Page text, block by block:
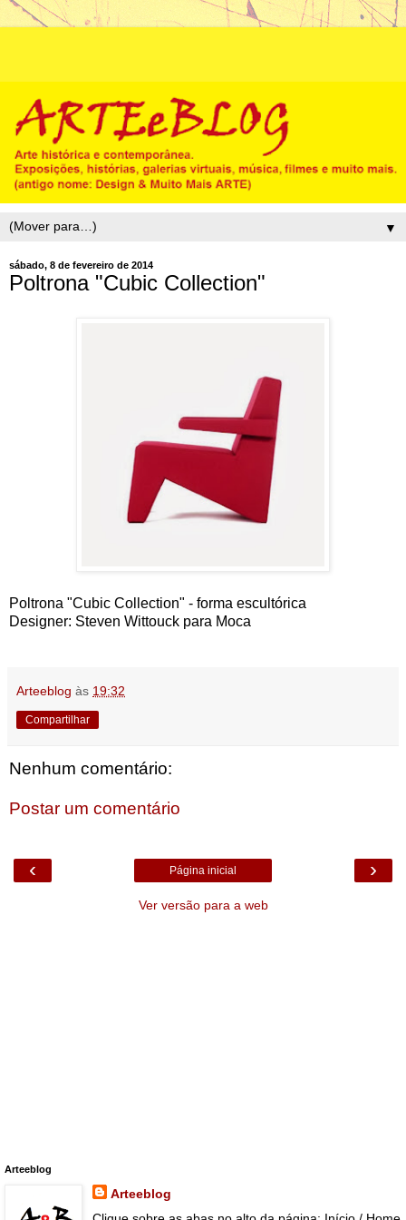
▼
sábado, 8 de fevereiro de 2014
Poltrona "Cubic Collection"
Poltrona "Cubic Collection" - forma escultórica
Designer: Steven Wittouck para Moca
Arteeblog às 19:32
Compartilhar
Nenhum comentário:
Postar um comentário
‹ ›
Página inicial
Ver versão para a web
Arteeblog
Arteeblog